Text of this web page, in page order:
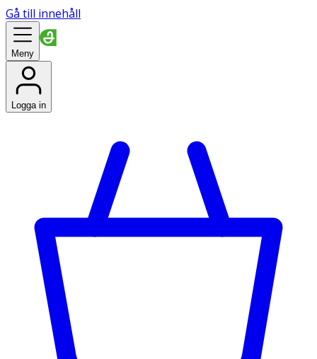
Gå till innehåll
Meny
Logga in